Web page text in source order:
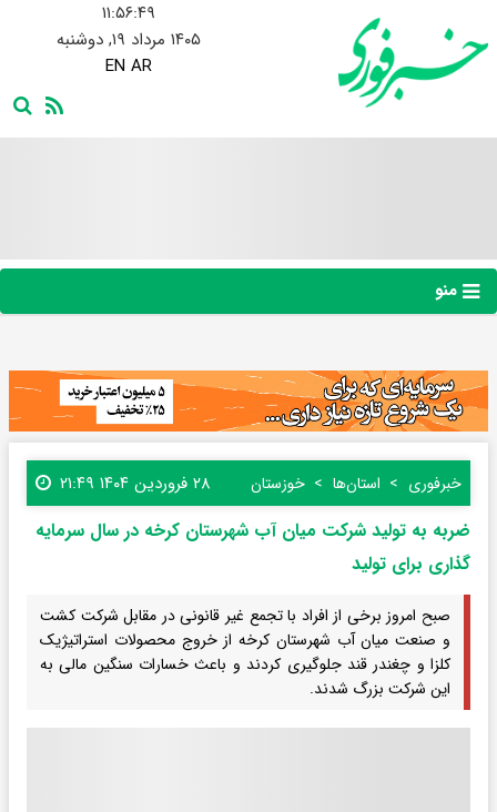
۱۱:۵۶:۵۰
۱۴۰۵ مرداد ۱۹, دوشنبه
EN AR
منو
خبرفوری استان‌ها خوزستان ۲۸ فروردین ۱۴۰۴ ۲۱:۴۹
ضربه به تولید شرکت میان آب شهرستان کرخه در سال سرمایه
گذاری برای تولید
صبح امروز برخی از افراد با تجمع غیر قانونی در مقابل شرکت کشت
و صنعت میان آب شهرستان کرخه از خروج محصولات استراتیژیک
کلزا و چغندر قند جلوگیری کردند و باعث خسارات سنگین مالی به
این شرکت بزرگ شدند.